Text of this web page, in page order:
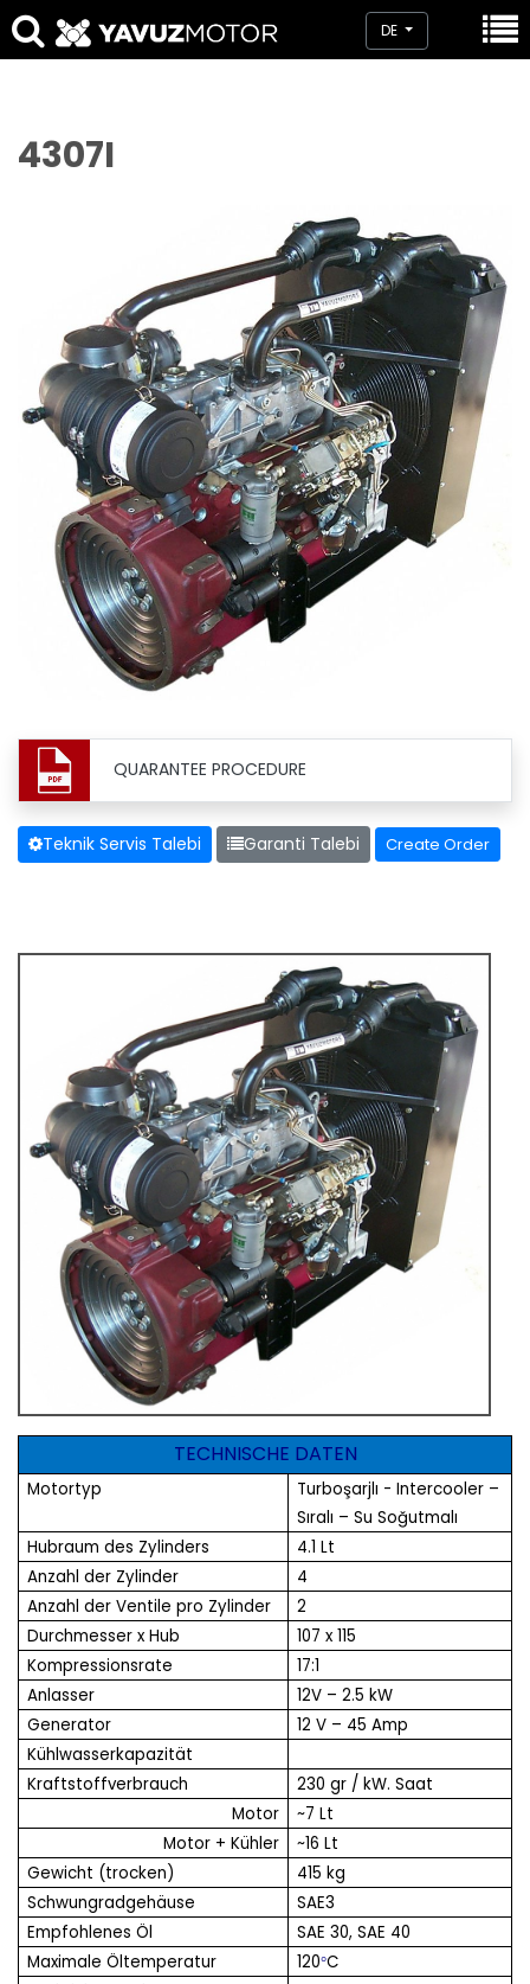
DE
4307I
QUARANTEE PROCEDURE
Teknik Servis Talebi Garanti Talebi Create Order
TECHNISCHE DATEN
Motortyp
Turboşarjlı - Intercooler –
Sıralı – Su Soğutmalı
Hubraum des Zylinders
4.1 Lt
Anzahl der Zylinder
4
Anzahl der Ventile pro Zylinder
2
Durchmesser x Hub
107 x 115
Kompressionsrate
17:1
Anlasser
12V – 2.5 kW
Generator
12 V – 45 Amp
Kühlwasserkapazität
Kraftstoffverbrauch
230 gr / kW. Saat
Motor
~7 Lt
Motor + Kühler
~16 Lt
Gewicht (trocken)
415 kg
Schwungradgehäuse
SAE3
Empfohlenes Öl
SAE 30, SAE 40
Maximale Öltemperatur
120°C